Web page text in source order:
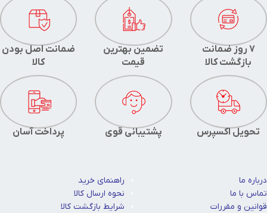
ضمانت اصل بودن
کالا
تضمین بهترین
قیمت
7 روز ضمانت
بازگشت کالا
پرداخت آسان پشتیبانی قوی تحویل اکسپرس
راهنمای خرید
نحوه ارسال کالا
شرایط بازگشت کالا
درباره ما
تماس با ما
قوانین و مقررات